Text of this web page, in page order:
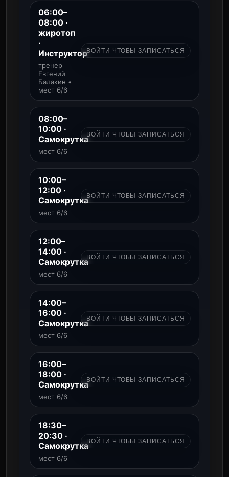
06:00–
08:00 ·
жиротоп
·
Инструктор
тренер
Евгений
Балакин •
мест 6/6
ВОЙТИ ЧТОБЫ ЗАПИСАТЬСЯ
08:00–
10:00 ·
Самокрутка
мест 6/6
ВОЙТИ ЧТОБЫ ЗАПИСАТЬСЯ
10:00–
12:00 ·
Самокрутка
мест 6/6
ВОЙТИ ЧТОБЫ ЗАПИСАТЬСЯ
12:00–
14:00 ·
Самокрутка
мест 6/6
ВОЙТИ ЧТОБЫ ЗАПИСАТЬСЯ
14:00–
16:00 ·
Самокрутка
мест 6/6
ВОЙТИ ЧТОБЫ ЗАПИСАТЬСЯ
16:00–
18:00 ·
Самокрутка
мест 6/6
ВОЙТИ ЧТОБЫ ЗАПИСАТЬСЯ
18:30–
20:30 ·
Самокрутка
мест 6/6
ВОЙТИ ЧТОБЫ ЗАПИСАТЬСЯ